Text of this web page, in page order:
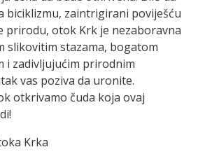
biciklizmu, zaintrigirani poviješću
prirodu, otok Krk je nezaboravna
slikovitim stazama, bogatom
i zadivljujućim prirodnim
vas poziva da uronite.
otkrivamo čuda koja ovaj
Krka